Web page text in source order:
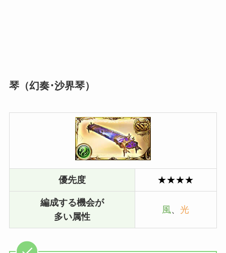
琴（幻奏･沙界琴）
優先度 ★★★★
編成する機会が
多い属性
風、光